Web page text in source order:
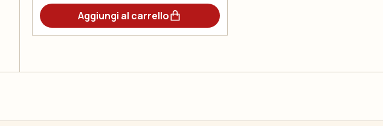
Aggiungi al carrello